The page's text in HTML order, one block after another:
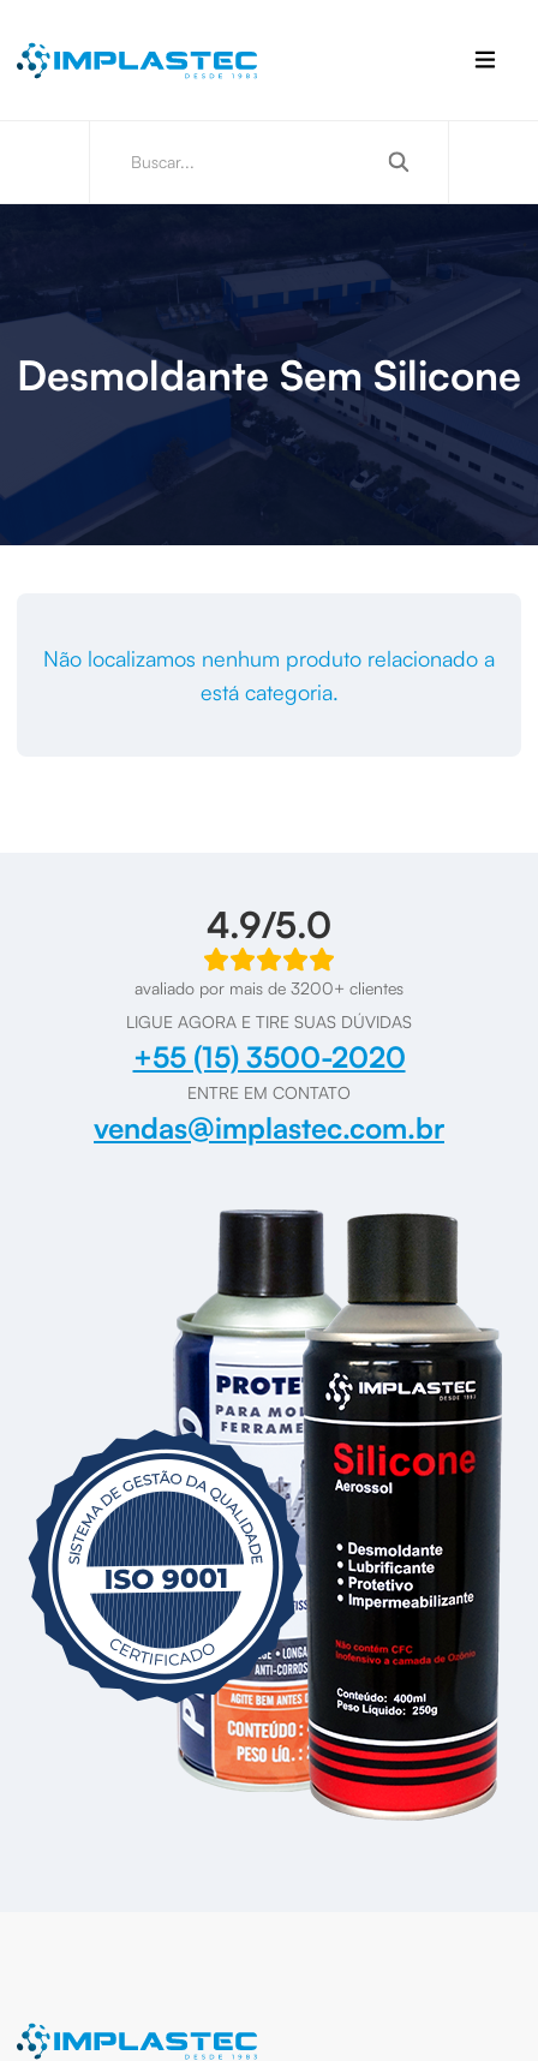
Desmoldante Sem Silicone
Não localizamos nenhum produto relacionado a
está categoria.
4.9/5.0
avaliado por mais de 3200+ clientes
LIGUE AGORA E TIRE SUAS DÚVIDAS
+55 (15) 3500-2020
ENTRE EM CONTATO
vendas@implastec.com.br